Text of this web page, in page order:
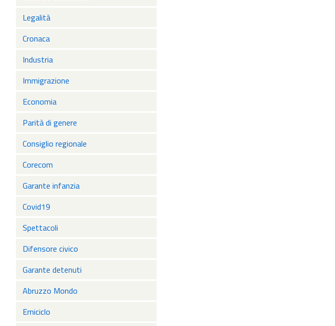
Legalità
Cronaca
Industria
Immigrazione
Economia
Parità di genere
Consiglio regionale
Corecom
Garante infanzia
Covid19
Spettacoli
Difensore civico
Garante detenuti
Abruzzo Mondo
Emiciclo